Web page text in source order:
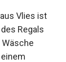
Vlies ist
Regals